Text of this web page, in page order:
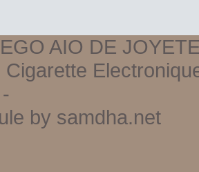
EGO AIO DE
Cigarette
-